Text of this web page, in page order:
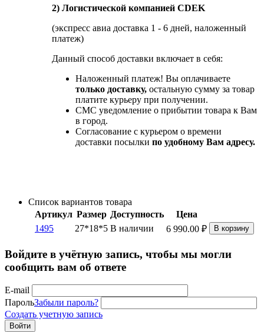
2) Логистической компанией CDEK
(экспресс авиа доставка 1 - 6 дней, наложенный
платеж)
Данный способ доставки включает в себя:
Наложенный платеж! Вы оплачиваете
только доставку, остальную сумму за товар
платите курьеру при получении.
СМС уведомление о прибытии товара к Вам
в город.
Согласование с курьером о времени
доставки посылки по удобному Вам адресу.
Список вариантов товара
Артикул Размер Доступность
Цена
1495
27*18*5 В наличии 6 990.00 ₽ В корзину
Войдите в учётную запись, чтобы мы могли
сообщить вам об ответе
E-mail
ПарольЗабыли пароль?
Создать учетную запись
Войти